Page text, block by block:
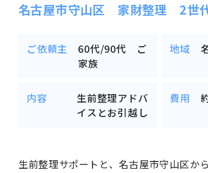
名古屋市守山区 家財整理 2世
ご依頼主
60代/90代 ご
家族
地域
内容
生前整理アドバ
イスとお引越し
費用
生前整理サポートと、名古屋市守山区か